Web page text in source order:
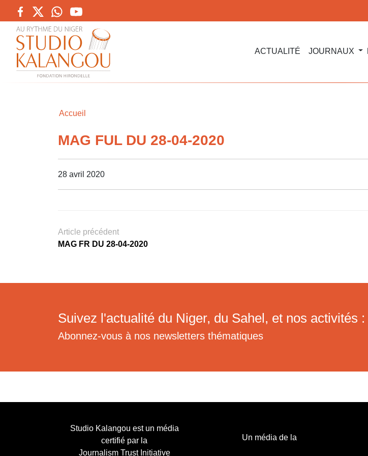
ACTUALITÉ JOURNAUX
Accueil
MAG FUL DU 28-04-2020
28 avril 2020
Article précédent
MAG FR DU 28-04-2020
Suivez l'actualité du Niger, du Sahel, et nos activités :
Abonnez-vous à nos newsletters thématiques
Studio Kalangou est un média
certifié par la
Journalism Trust Initiative
Un média de la